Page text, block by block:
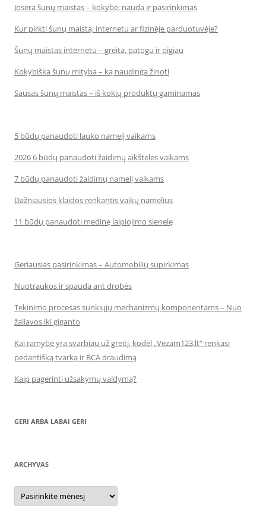
Josera šunų maistas – kokybė, nauda ir pasirinkimas
Kur pirkti šunų maistą: internetu ar fizinėje parduotuvėje?
Šunų maistas internetu – greita, patogu ir pigiau
Kokybiška šunų mityba – ką naudinga žinoti
Sausas šunų maistas – iš kokių produktų gaminamas
5 būdų panaudoti lauko namelį vaikams
2026 6 būdų panaudoti žaidimų aikšteles vaikams
7 būdų panaudoti žaidimų namelį vaikams
Dažniausios klaidos renkantis vaikų namelius
11 būdų panaudoti medinę laipiojimo sienelę
Geriausias pasirinkimas – Automobilių supirkimas
Nuotraukos ir spauda ant drobės
Tekinimo procesas sunkiųjų mechanizmų komponentams – Nuo
žaliavos iki giganto
Kai ramybė yra svarbiau už greitį, kodėl „Vezam123.lt“ renkasi
pedantišką tvarką ir BCA draudimą
Kaip pagerinti užsakymų valdymą?
GERI ARBA LABAI GERI
ARCHYVAS
Archyvas